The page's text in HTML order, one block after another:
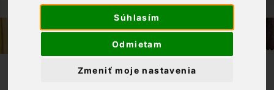
Súhlasím
Odmietam
Zmeniť moje nastavenia
ZELENÁ